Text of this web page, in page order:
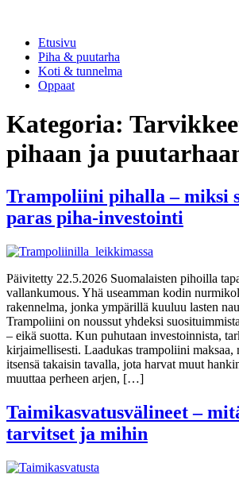
Etusivu
Piha & puutarha
Koti & tunnelma
Oppaat
Kategoria:
pihaan ja
Trampoliini pihalla – miksi
paras piha-investointi
Päivitetty 22.5.2026 Suomalaisten pihoilla
vallankumous. Yhä useamman kodin
rakennelma, jonka ympärillä kuuluu lasten
Trampoliini on noussut yhdeksi
– eikä suotta. Kun puhutaan investoinnista,
kirjaimellisesti. Laadukas trampoliini maksaa,
itsensä takaisin tavalla, jota harvat muut
muuttaa perheen arjen, […]
Taimikasvatusvälineet –
tarvitset ja mihin